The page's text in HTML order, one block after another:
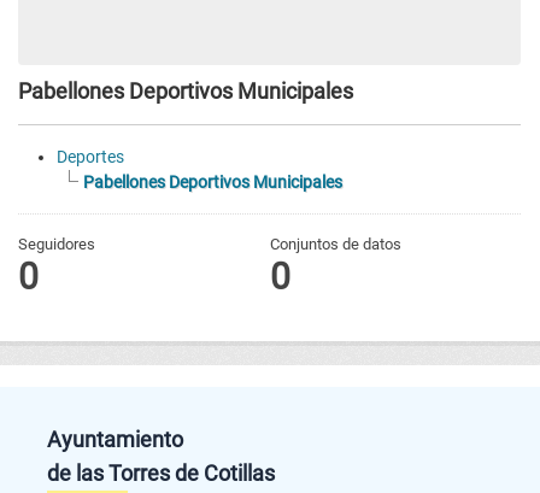
Pabellones Deportivos Municipales
Deportes
Pabellones Deportivos Municipales
Seguidores
0
Conjuntos de datos
0
Ayuntamiento
de las Torres de Cotillas